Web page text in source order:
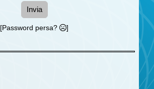
Invia
[Password persa? ]